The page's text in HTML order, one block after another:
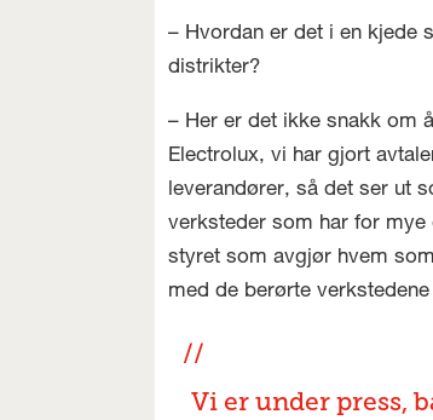
– Hvordan er det i en kjede
distrikter?
– Her er det ikke snakk om
Electrolux, vi har gjort
leverandører, så det ser ut
verksteder som har for
styret som avgjør hvem
med de berørte
Vi er under press,